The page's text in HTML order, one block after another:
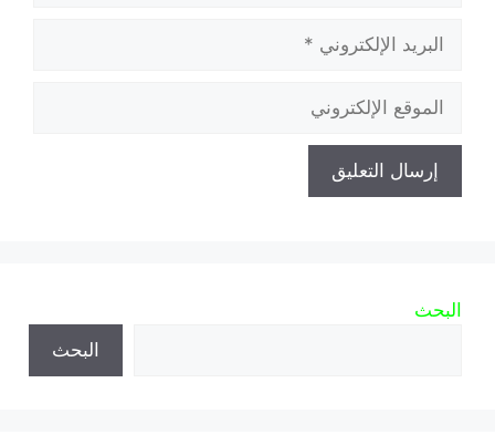
الإلكتروني
الإلكتروني
البحث
البحث